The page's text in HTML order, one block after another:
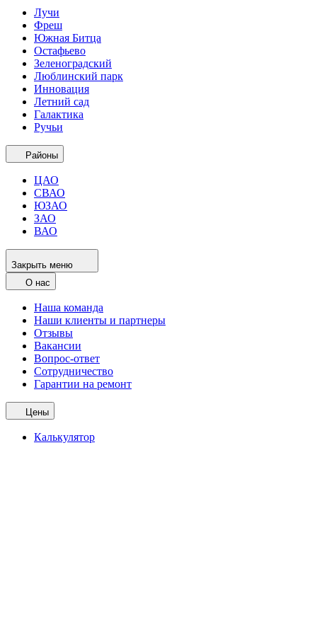
Лучи
Фреш
Южная Битца
Остафьево
Зеленоградский
Люблинский парк
Инновация
Летний сад
Галактика
Ручьи
Районы
ЦАО
СВАО
ЮЗАО
ЗАО
ВАО
Закрыть меню
О нас
Наша команда
Наши клиенты и партнеры
Отзывы
Вакансии
Вопрос-ответ
Сотрудничество
Гарантии на ремонт
Цены
Калькулятор